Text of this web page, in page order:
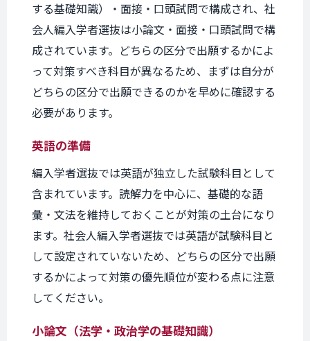
する基礎知識）・面接・口頭試問で構成され、社
会人編入学者選抜は小論文・面接・口頭試問で構
成されています。どちらの区分で出願するかによ
って対策すべき科目が異なるため、まずは自分が
どちらの区分で出願できるのかを早めに確認する
必要があります。
英語の準備
編入学者選抜では英語が独立した試験科目として
含まれています。読解力を中心に、基礎的な語
彙・文法を維持しておくことが対策の土台になり
ます。社会人編入学者選抜では英語が試験科目と
して設定されていないため、どちらの区分で出願
するかによって対策の優先順位が変わる点に注意
してください。
小論文（法学・政治学の基礎知識）